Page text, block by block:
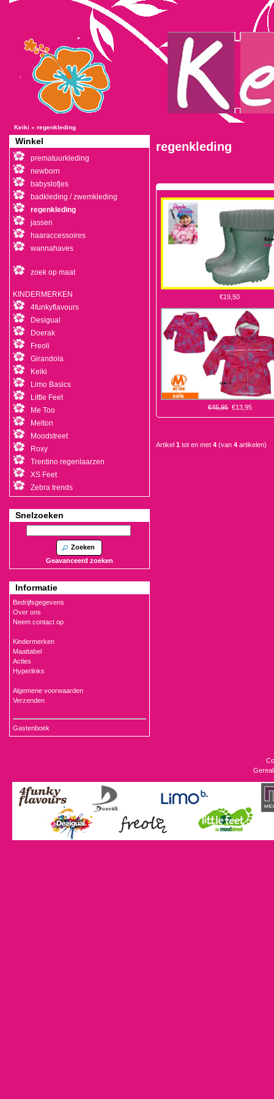
Keiki » regenkleding
regenkleding
€19,50
€45,95 €13,95
Artikel 1 tot en met 4 (van 4 artikelen)
Winkel
prematuurkleding
newborn
babyslofjes
badkleding / zwemkleding
regenkleding
jassen
haaraccessoires
wannahaves
zoek op maat
KINDERMERKEN
4funkyflavours
Desigual
Doerak
Freoli
Girandola
Keiki
Limo Basics
Little Feet
Me Too
Melton
Moodstreet
Roxy
Trentino regenlaarzen
XS Feet
Zebra trends
Snelzoeken
Zoeken
Geavanceerd zoeken
Informatie
Bedrijfsgegevens
Over ons
Neem contact op
Kindermerken
Maattabel
Acties
Hyperlinks
Algemene voorwaarden
Verzenden
Gastenboek